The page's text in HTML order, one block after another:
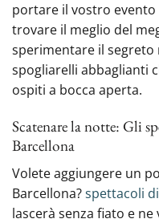
portare il vostro
trovare il meglio del
sperimentare il segreto
spogliarelli abbaglianti
ospiti a bocca aperta.
Scatenare la notte: Gli
Barcellona
Volete aggiungere un
Barcellona?spettacoli
lascerà senza fiato e